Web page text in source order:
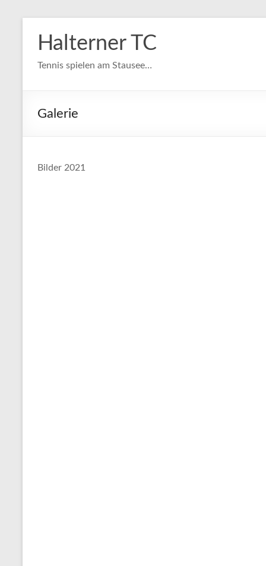
Inhalt
springenHalterner TC
Tennis spielen am Stausee…
Galerie
Bilder 2021